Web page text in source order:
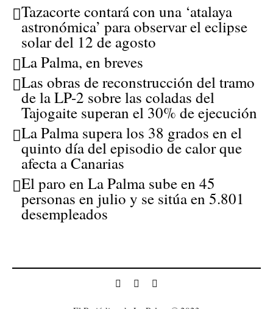
Tazacorte contará con una ‘atalaya
astronómica’ para observar el eclipse
solar del 12 de agosto
La Palma, en breves
Las obras de reconstrucción del tramo
de la LP-2 sobre las coladas del
Tajogaite superan el 30% de ejecución
La Palma supera los 38 grados en el
quinto día del episodio de calor que
afecta a Canarias
El paro en La Palma sube en 45
personas en julio y se sitúa en 5.801
desempleados